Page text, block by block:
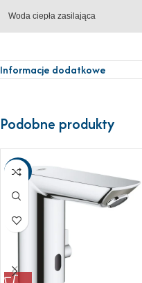
Woda ciepła zasilająca
Informacje dodatkowe
Podobne produkty
-21%